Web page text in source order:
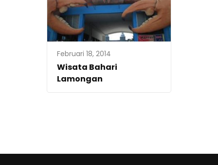
Februari 18, 2014
Wisata Bahari
Lamongan